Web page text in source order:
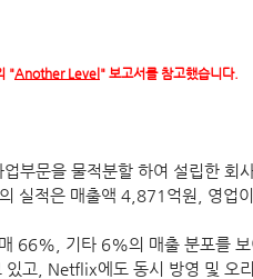
"Another Level " 보고서를 참고했습니다.
부문을 물적분할 하여 설립한 회
실적은 매출액 4,871억원, 영업
66%, 기타 6%의 매출 분포를 보
고, Netflix에도 동시 방영 및 오